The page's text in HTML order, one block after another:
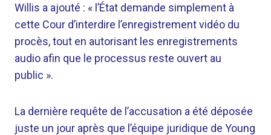
Willis a ajouté : « l’État demande simplement à
cette Cour d’interdire l’enregistrement vidéo du
procès, tout en autorisant les enregistrements
audio afin que le processus reste ouvert au
public ».
La dernière requête de l’accusation a été déposée
juste un jour après que l’équipe juridique de Young